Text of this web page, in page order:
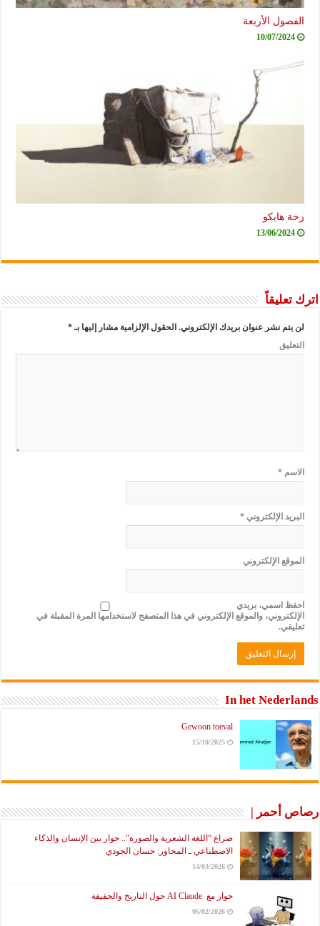
الفصول الأربعة
10/07/2024
زخة هايكو
13/06/2024
اترك تعليقاً
لن يتم نشر عنوان بريدك الإلكتروني. الحقول الإلزامية مشار إليها بـ*
التعليق
الاسم*
البريد الإلكتروني*
الموقع الإلكتروني
احفظ اسمي، بريدي
الإلكتروني، والموقع الإلكتروني في هذا المتصفح لاستخدامها المرة المقبلة في
تعليقي.
In het Nederlands
Gewoon toeval
15/10/2025
رصاص أحمر |
صراع “اللغة الشعرية والصورة”.. حوار بين الإنسان والذكاء
الاصطناعي ـ المحاور: حسان الجودي
14/03/2026
حوار مع AI Claude حول التاريخ والحقيقة
06/02/2026